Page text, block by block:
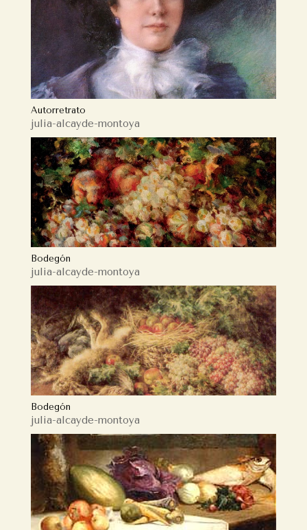
Autorretrato
julia-alcayde-montoya
Bodegón
julia-alcayde-montoya
Bodegón
julia-alcayde-montoya